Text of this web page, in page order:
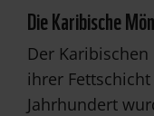
Die Karibische
Der
ihrer
Jahrhundert